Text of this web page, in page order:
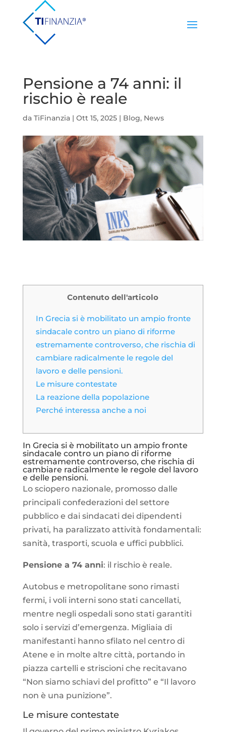
Pensione a 74 anni: il
rischio è reale
da TiFinanzia| Ott 15, 2025| Blog, News
Contenuto dell'articolo
In Grecia si è mobilitato un ampio fronte
sindacale contro un piano di riforme
estremamente controverso, che rischia di
cambiare radicalmente le regole del
lavoro e delle pensioni.
Le misure contestate
La reazione della popolazione
Perché interessa anche a noi
In Grecia si è mobilitato un ampio fronte
sindacale contro un piano di riforme
estremamente controverso, che rischia di
cambiare radicalmente le regole del lavoro
e delle pensioni.
Lo sciopero nazionale, promosso dalle
principali confederazioni del settore
pubblico e dai sindacati dei dipendenti
privati, ha paralizzato attività fondamentali:
sanità, trasporti, scuola e uffici pubblici.
Pensione a 74 anni: il rischio è reale.
Autobus e metropolitane sono rimasti
fermi, i voli interni sono stati cancellati,
mentre negli ospedali sono stati garantiti
solo i servizi d’emergenza. Migliaia di
manifestanti hanno sfilato nel centro di
Atene e in molte altre città, portando in
piazza cartelli e striscioni che recitavano
“Non siamo schiavi del profitto” e “Il lavoro
non è una punizione”.
Le misure contestate